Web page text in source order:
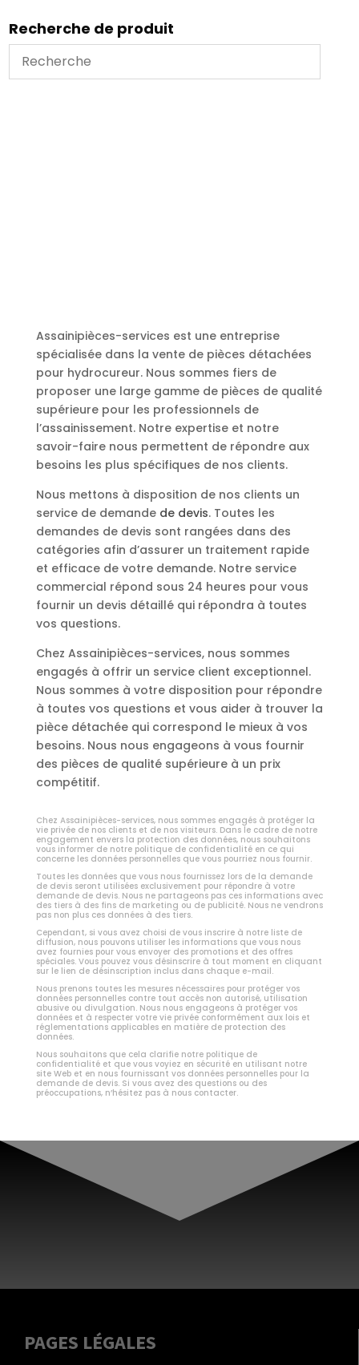
Recherche de produit
Assainipièces-services est une entreprise
spécialisée dans la vente de pièces détachées
pour hydrocureur. Nous sommes fiers de
proposer une large gamme de pièces de qualité
supérieure pour les professionnels de
l’assainissement. Notre expertise et notre
savoir-faire nous permettent de répondre aux
besoins les plus spécifiques de nos clients.
Nous mettons à disposition de nos clients un
service de demande de devis. Toutes les
demandes de devis sont rangées dans des
catégories afin d’assurer un traitement rapide
et efficace de votre demande. Notre service
commercial répond sous 24 heures pour vous
fournir un devis détaillé qui répondra à toutes
vos questions.
Chez Assainipièces-services, nous sommes
engagés à offrir un service client exceptionnel.
Nous sommes à votre disposition pour répondre
à toutes vos questions et vous aider à trouver la
pièce détachée qui correspond le mieux à vos
besoins. Nous nous engageons à vous fournir
des pièces de qualité supérieure à un prix
compétitif.
Chez Assainipièces-services, nous sommes engagés à protéger la
vie privée de nos clients et de nos visiteurs. Dans le cadre de notre
engagement envers la protection des données, nous souhaitons
vous informer de notre politique de confidentialité en ce qui
concerne les données personnelles que vous pourriez nous fournir.
Toutes les données que vous nous fournissez lors de la demande
de devis seront utilisées exclusivement pour répondre à votre
demande de devis. Nous ne partageons pas ces informations avec
des tiers à des fins de marketing ou de publicité. Nous ne vendrons
pas non plus ces données à des tiers.
Cependant, si vous avez choisi de vous inscrire à notre liste de
diffusion, nous pouvons utiliser les informations que vous nous
avez fournies pour vous envoyer des promotions et des offres
spéciales. Vous pouvez vous désinscrire à tout moment en cliquant
sur le lien de désinscription inclus dans chaque e-mail.
Nous prenons toutes les mesures nécessaires pour protéger vos
données personnelles contre tout accès non autorisé, utilisation
abusive ou divulgation. Nous nous engageons à protéger vos
données et à respecter votre vie privée conformément aux lois et
réglementations applicables en matière de protection des
données.
Nous souhaitons que cela clarifie notre politique de
confidentialité et que vous voyiez en sécurité en utilisant notre
site Web et en nous fournissant vos données personnelles pour la
demande de devis. Si vous avez des questions ou des
préoccupations, n’hésitez pas à nous contacter.
PAGES LÉGALES